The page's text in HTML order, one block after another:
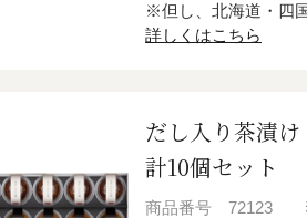
※但し、北海道・四
詳しくはこちら
だし入り茶漬
計10個セット
商品番号 72123